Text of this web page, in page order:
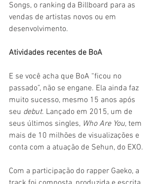
Songs, o ranking da Billboard para as
vendas de artistas novos ou em
desenvolvimento.
Atividades recentes de BoA
E se você acha que BoA “ficou no
passado”, não se engane. Ela ainda faz
muito sucesso, mesmo 15 anos após
seu debut. Lançado em 2015, um de
seus últimos singles, Who Are You, tem
mais de 10 milhões de visualizações e
conta com a atuação de Sehun, do EXO.
Com a participação do rapper Gaeko, a